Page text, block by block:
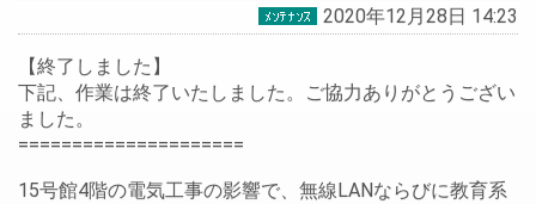
2020年12月28日 14:23
【終了しました】
下記、作業は終了いたしました。ご協力ありがとうござい
ました。
=====================
15号館4階の電気工事の影響で、無線LANならびに教育系